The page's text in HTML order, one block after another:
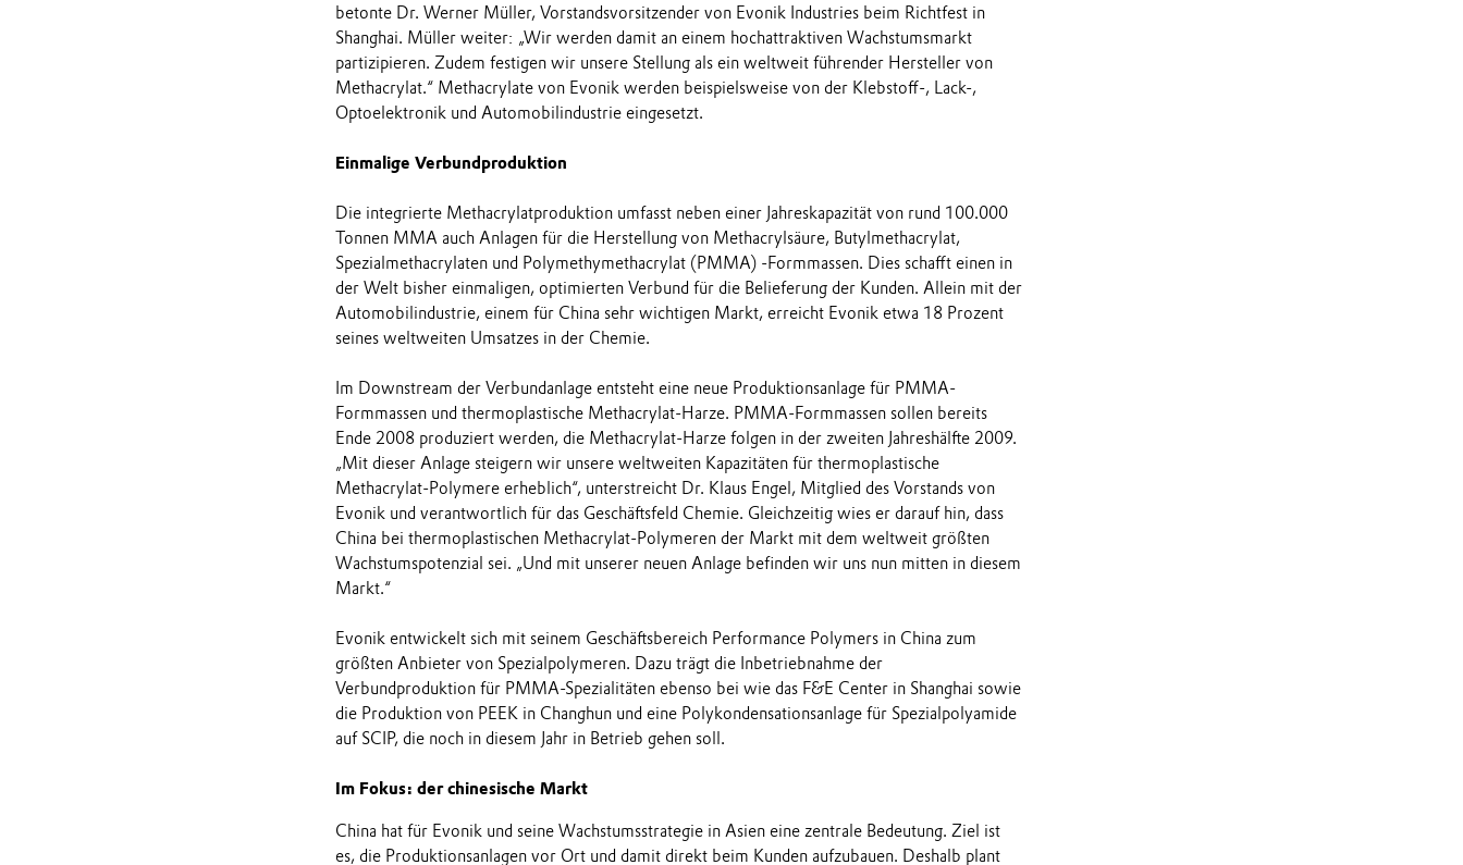
betonte Dr. Werner Müller, Vorstandsvorsitzender von Evonik Industries beim Richtfest in
Shanghai. Müller weiter: „Wir werden damit an einem hochattraktiven Wachstumsmarkt
partizipieren. Zudem festigen wir unsere Stellung als ein weltweit führender Hersteller von
Methacrylat.“ Methacrylate von Evonik werden beispielsweise von der Klebstoff-, Lack-,
Optoelektronik und Automobilindustrie eingesetzt.
Einmalige Verbundproduktion
Die integrierte Methacrylatproduktion umfasst neben einer Jahreskapazität von rund 100.000
Tonnen MMA auch Anlagen für die Herstellung von Methacrylsäure, Butylmethacrylat,
Spezialmethacrylaten und Polymethymethacrylat (PMMA) -Formmassen. Dies schafft einen in
der Welt bisher einmaligen, optimierten Verbund für die Belieferung der Kunden. Allein mit der
Automobilindustrie, einem für China sehr wichtigen Markt, erreicht Evonik etwa 18 Prozent
seines weltweiten Umsatzes in der Chemie.
Im Downstream der Verbundanlage entsteht eine neue Produktionsanlage für PMMA-
Formmassen und thermoplastische Methacrylat-Harze. PMMA-Formmassen sollen bereits
Ende 2008 produziert werden, die Methacrylat-Harze folgen in der zweiten Jahreshälfte 2009.
„Mit dieser Anlage steigern wir unsere weltweiten Kapazitäten für thermoplastische
Methacrylat-Polymere erheblich“, unterstreicht Dr. Klaus Engel, Mitglied des Vorstands von
Evonik und verantwortlich für das Geschäftsfeld Chemie. Gleichzeitig wies er darauf hin, dass
China bei thermoplastischen Methacrylat-Polymeren der Markt mit dem weltweit größten
Wachstumspotenzial sei. „Und mit unserer neuen Anlage befinden wir uns nun mitten in diesem
Markt.“
Evonik entwickelt sich mit seinem Geschäftsbereich Performance Polymers in China zum
größten Anbieter von Spezialpolymeren. Dazu trägt die Inbetriebnahme der
Verbundproduktion für PMMA-Spezialitäten ebenso bei wie das F&E Center in Shanghai sowie
die Produktion von PEEK in Changhun und eine Polykondensationsanlage für Spezialpolyamide
auf SCIP, die noch in diesem Jahr in Betrieb gehen soll.
Im Fokus: der chinesische Markt
China hat für Evonik und seine Wachstumsstrategie in Asien eine zentrale Bedeutung. Ziel ist
es, die Produktionsanlagen vor Ort und damit direkt beim Kunden aufzubauen. Deshalb plant